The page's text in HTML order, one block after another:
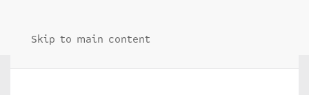
Skip to main content